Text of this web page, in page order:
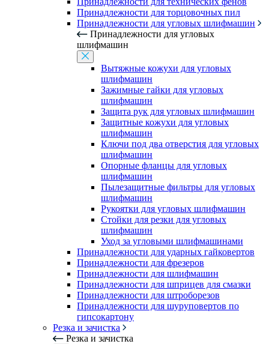
Принадлежности для торцовочных пил
Принадлежности для угловых шлифмашин
Принадлежности для угловых
шлифмашин
Вытяжные кожухи для угловых
шлифмашин
Зажимные гайки для угловых
шлифмашин
Защита рук для угловых шлифмашин
Защитные кожухи для угловых
шлифмашин
Ключи под два отверстия для угловых
шлифмашин
Опорные фланцы для угловых
шлифмашин
Пылезащитные фильтры для угловых
шлифмашин
Рукоятки для угловых шлифмашин
Стойки для резки для угловых
шлифмашин
Уход за угловыми шлифмашинами
Принадлежности для ударных гайковертов
Принадлежности для фрезеров
Принадлежности для шлифмашин
Принадлежности для шприцев для смазки
Принадлежности для штроборезов
Принадлежности для шуруповертов по
гипсокартону
Резка и зачистка
Резка и зачистка